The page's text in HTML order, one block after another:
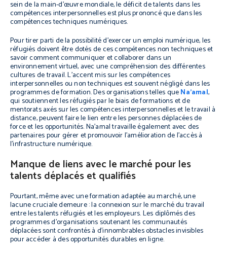
sein de la main-d’œuvre mondiale, le déficit de talents dans les
compétences interpersonnelles est plus prononcé que dans les
compétences techniques numériques.
Pour tirer parti de la possibilité d’exercer un emploi numérique, les
réfugiés doivent être dotés de ces compétences non techniques et
savoir comment communiquer et collaborer dans un
environnement virtuel, avec une compréhension des différentes
cultures de travail. L’accent mis sur les compétences
interpersonnelles ou non techniques est souvent négligé dans les
programmes de formation. Des organisations telles queNa’amal,
qui soutiennent les réfugiés par le biais de formations et de
mentorats axés sur les compétences interpersonnelles et le travail à
distance, peuvent faire le lien entre les personnes déplacées de
force et les opportunités. Na’amal travaille également avec des
partenaires pour gérer et promouvoir l’amélioration de l’accès à
l’infrastructure numérique.
Manque de liens avec le marché pour les
talents déplacés et qualifiés
Pourtant, même avec une formation adaptée au marché, une
lacune cruciale demeure : la connexion sur le marché du travail
entre les talents réfugiés et les employeurs. Les diplômés des
programmes d’organisations soutenant les communautés
déplacées sont confrontés à d’innombrables obstacles invisibles
pour accéder à des opportunités durables en ligne.